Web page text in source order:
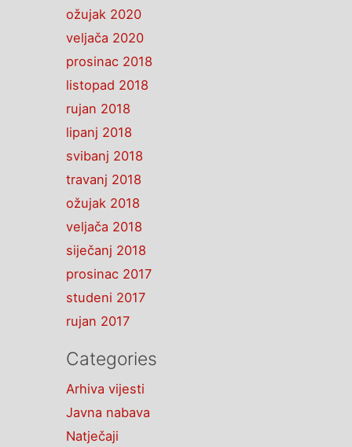
ožujak 2020
veljača 2020
prosinac 2018
listopad 2018
rujan 2018
lipanj 2018
svibanj 2018
travanj 2018
ožujak 2018
veljača 2018
siječanj 2018
prosinac 2017
studeni 2017
rujan 2017
Categories
Arhiva vijesti
Javna nabava
Natječaji